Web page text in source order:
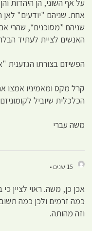
על אף השוני, הן היהדות
אחת. שניהם "יודעים" לאן
שניהם *מסוכנים*, שהרי
האנשים לציית לעתיד
הפשיזם בצורתו הגזענית
קרל מקס ומאמיניו אמצו
הכלכלית שיוביל
משה עברי
15 שנים •
אכן כן, משה. ראוי לציין כי
כמה זרמים ולכן כמה
וזה מהותה.